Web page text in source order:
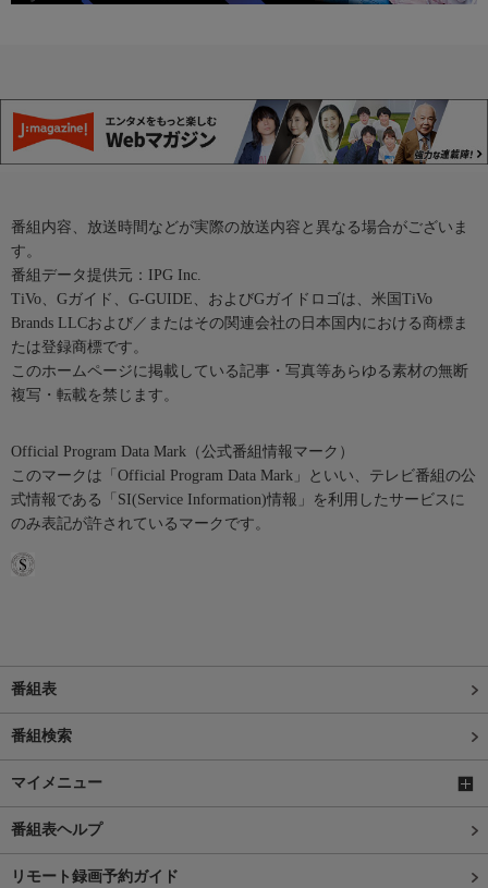
番組内容、放送時間などが実際の放送内容と異なる場合がございま
す。
番組データ提供元：IPG Inc.
TiVo、Gガイド、G-GUIDE、およびGガイドロゴは、米国TiVo
Brands LLCおよび／またはその関連会社の日本国内における商標ま
たは登録商標です。
このホームページに掲載している記事・写真等あらゆる素材の無断
複写・転載を禁じます。
Official Program Data Mark（公式番組情報マーク）
このマークは「Official Program Data Mark」といい、テレビ番組の公
式情報である「SI(Service Information)情報」を利用したサービスに
のみ表記が許されているマークです。
番組表
番組検索
マイメニュー
番組表ヘルプ
リモート録画予約ガイド